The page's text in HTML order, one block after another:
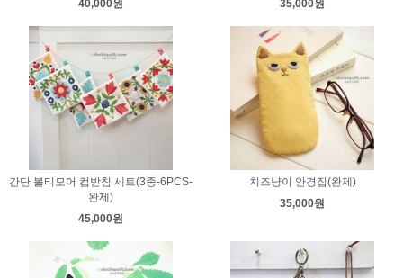
40,000원
35,000원
간단 볼티모어 컵받침 세트(3종-6PCS-
완제)
45,000원
치즈냥이 안경집(완제)
35,000원